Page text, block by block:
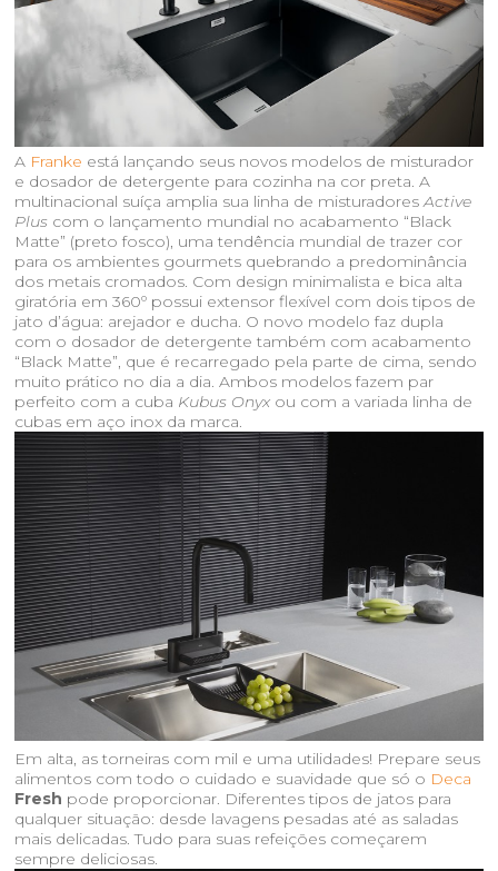
A Franke está lançando seus novos modelos de misturador
e dosador de detergente para cozinha na cor preta. A
multinacional suíça amplia sua linha de misturadoresActive
Plus com o lançamento mundial no acabamento “Black
Matte” (preto fosco), uma tendência mundial de trazer cor
para os ambientes gourmets quebrando a predominância
dos metais cromados. Com design minimalista e bica alta
giratória em 360º possui extensor flexível com dois tipos de
jato d’água: arejador e ducha. O novo modelo faz dupla
com o dosador de detergente também com acabamento
“Black Matte”, que é recarregado pela parte de cima, sendo
muito prático no dia a dia. Ambos modelos fazem par
perfeito com a cuba Kubus Onyx ou com a variada linha de
cubas em aço inox da marca.
Em alta, as torneiras com mil e uma utilidades! Prepare seus
alimentos com todo o cuidado e suavidade que só o Deca
Fresh pode proporcionar. Diferentes tipos de jatos para
qualquer situação: desde lavagens pesadas até as saladas
mais delicadas. Tudo para suas refeições começarem
sempre deliciosas.